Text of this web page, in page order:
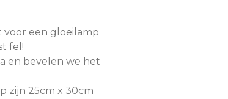
voor een gloeilamp
fel!
en bevelen we het
zijn 25cm x 30cm